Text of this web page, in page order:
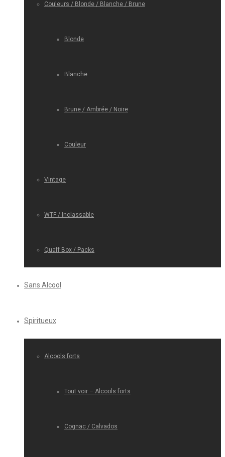
Couleurs / Blonde / Blanche / Brune
Blonde
Blanche
Brune / Ambrée / Noire
Couleur
Vintage
WTF / Inclassable
Quaff Box / Packs
Sans Alcool
Spiritueux
Alcools forts
Tout voir – Alcools forts
Cognac / Calvados